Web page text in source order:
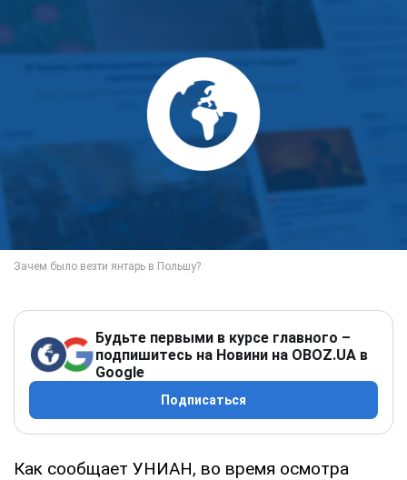
Будьте первыми в курсе главного –
подпишитесь на Новини на OBOZ.UA в
Google
Подписаться
Как сообщает УНИАН, во время осмотра